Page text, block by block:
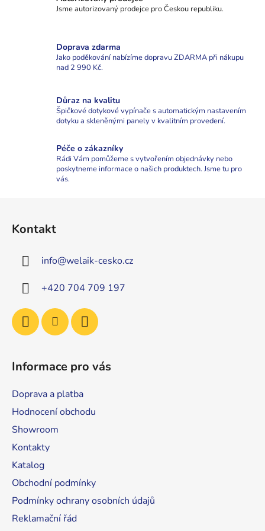
d
í
p
y
v
p
i
Jsme autorizovaný prodejce pro Českou republiku.
Doprava zdarma
Jako poděkování nabízíme dopravu ZDARMA při nákupu
nad 2 990 Kč.
Důraz na kvalitu
Špičkové dotykové vypínače s automatickým nastavením
dotyku a skleněnými panely v kvalitním provedení.
Péče o zákazníky
Rádi Vám pomůžeme s vytvořením objednávky nebo
poskytneme informace o našich produktech. Jsme tu pro
vás.
Kontakt
info@welaik-cesko.cz
+420 704 709 197
Informace pro vás
Doprava a platba
Hodnocení obchodu
Showroom
Kontakty
Katalog
Obchodní podmínky
Podmínky ochrany osobních údajů
Reklamační řád